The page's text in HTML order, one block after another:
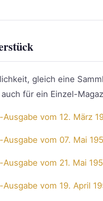
gleich eine
für ein Einzel-
vom 12. März
vom 07. Mai
vom 21. Mai
vom 19. April